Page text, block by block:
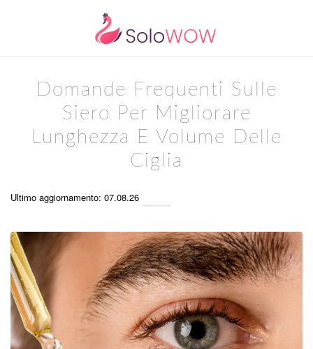
Domande Frequenti Sulle
Siero Per Migliorare
Lunghezza E Volume Delle
Ciglia
Ultimo aggiornamento: 07.08.26